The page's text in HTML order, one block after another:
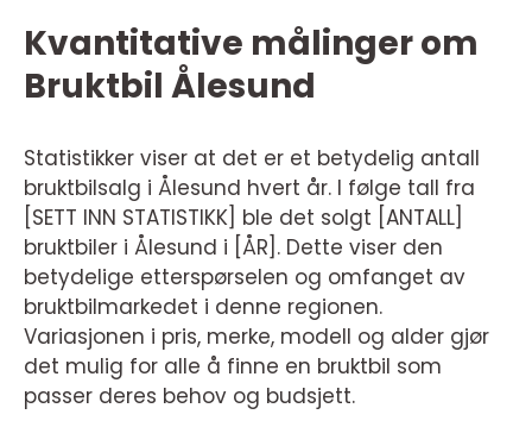
Kvantitative målinger om
Bruktbil Ålesund
Statistikker viser at det er et betydelig antall
bruktbilsalg i Ålesund hvert år. I følge tall fra
[SETT INN STATISTIKK] ble det solgt [ANTALL]
bruktbiler i Ålesund i [ÅR]. Dette viser den
betydelige etterspørselen og omfanget av
bruktbilmarkedet i denne regionen.
Variasjonen i pris, merke, modell og alder gjør
det mulig for alle å finne en bruktbil som
passer deres behov og budsjett.